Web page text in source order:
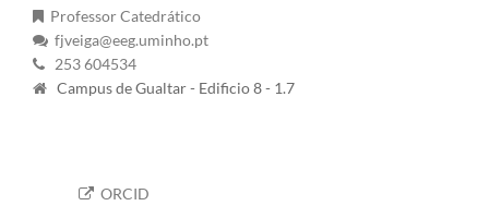
Professor Catedrático
fjveiga@eeg.uminho.pt
253 604534
Campus de Gualtar - Edificio 8 - 1.7
ORCID